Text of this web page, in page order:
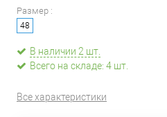
Размер :
48
В наличии 2 шт.
Всего на складе: 4 шт.
Все характеристики